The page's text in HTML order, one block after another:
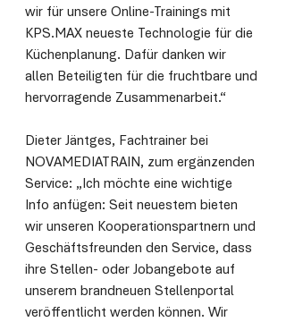
wir für unsere Online-Trainings mit
KPS.MAX neueste Technologie für die
Küchenplanung. Dafür danken wir
allen Beteiligten für die fruchtbare und
hervorragende Zusammenarbeit.“
Dieter Jäntges, Fachtrainer bei
NOVAMEDIATRAIN, zum ergänzenden
Service: „Ich möchte eine wichtige
Info anfügen: Seit neuestem bieten
wir unseren Kooperationspartnern und
Geschäftsfreunden den Service, dass
ihre Stellen- oder Jobangebote auf
unserem brandneuen Stellenportal
veröffentlicht werden können. Wir